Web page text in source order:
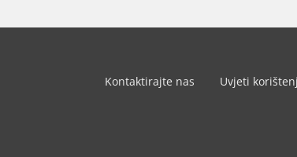
Kontaktirajte nas Uvjeti